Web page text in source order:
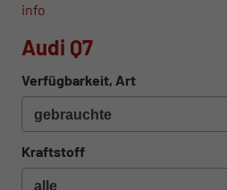
info
Audi Q7
Verfügbarkeit, Art
Kraftstoff